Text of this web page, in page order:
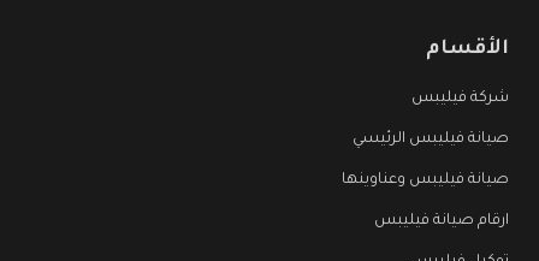
الأقسام
شركة فيليبس
صيانة فيليبس الرئيسي
صيانة فيليبس وعناوينها
ارقام صيانة فيليبس